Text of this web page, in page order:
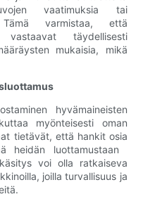
vaatimuksia tai
Tämä varmistaa, että
vastaavat täydellisesti
mukaisia, mikä
hyvämaineisten
myönteisesti oman
tietävät, että hankit osia
heidän luottamustaan
voi olla ratkaiseva
joilla turvallisuus ja